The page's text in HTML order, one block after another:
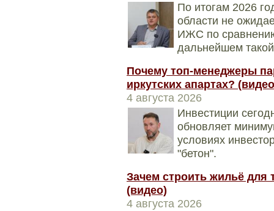
По итогам 2026
области не
ИЖС по
дальнейшем
Почему топ-менеджеры
иркутских апартах?
4 августа 2026
Инвестиции
обновляет
условиях
"бетон".
Зачем строить жильё для
(видео)
4 августа 2026